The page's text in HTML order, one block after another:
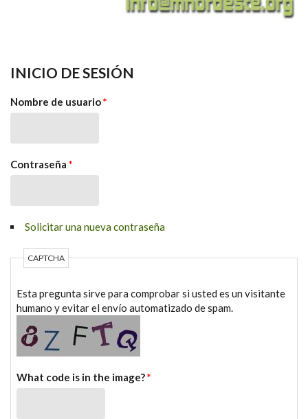
INICIO DE SESIÓN
Nombre de usuario*
Contraseña *
Solicitar una nueva contraseña
CAPTCHA
Esta pregunta sirve para comprobar si usted es un visitante
humano y evitar el envío automatizado de spam.
What code is in the image?*